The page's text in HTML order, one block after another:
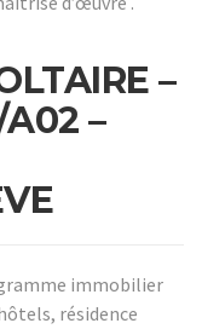
–
–
immobilier
résidence